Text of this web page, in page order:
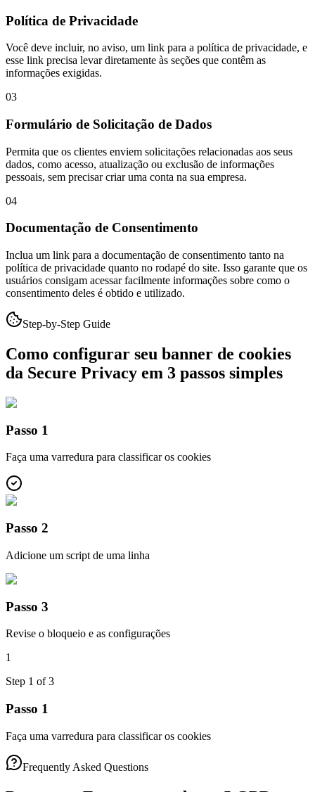
Política de Privacidade
Você deve incluir, no aviso, um link para a política de privacidade, e
esse link precisa levar diretamente às seções que contêm as
informações exigidas.
03
Formulário de Solicitação de Dados
Permita que os clientes enviem solicitações relacionadas aos seus
dados, como acesso, atualização ou exclusão de informações
pessoais, sem precisar criar uma conta na sua empresa.
04
Documentação de Consentimento
Inclua um link para a documentação de consentimento tanto na
política de privacidade quanto no rodapé do site. Isso garante que os
usuários consigam acessar facilmente informações sobre como o
consentimento deles é obtido e utilizado.
Step-by-Step Guide
Como configurar seu banner de cookies
da Secure Privacy em 3 passos simples
Passo 1
Faça uma varredura para classificar os cookies
Passo 2
Adicione um script de uma linha
Passo 3
Revise o bloqueio e as configurações
1
Step 1 of3
Passo 1
Faça uma varredura para classificar os cookies
Frequently Asked Questions